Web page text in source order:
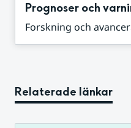
Prognoser och
Forskning och
Relaterade länkar